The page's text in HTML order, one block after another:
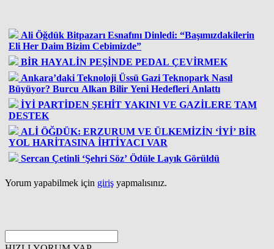
Ali Öğdük Bitpazarı Esnafını Dinledi: “Başımızdakilerin
Eli Her Daim Bizim Cebimizde”
BİR HAYALİN PEŞİNDE PEDAL ÇEVİRMEK
Ankara’daki Teknoloji Üssü Gazi Teknopark Nasıl
Büyüyor? Burcu Alkan Bilir Yeni Hedefleri Anlattı
İYİ PARTİDEN ŞEHİT YAKINI VE GAZİLERE TAM
DESTEK
ALİ ÖĞDÜK: ERZURUM VE ÜLKEMİZİN ‘İYİ’ BİR
YOL HARİTASINA İHTİYACI VAR
Sercan Çetinli ‘Şehri Söz’ Ödüle Layık Görüldü
Yorum yapabilmek için giriş yapmalısınız.